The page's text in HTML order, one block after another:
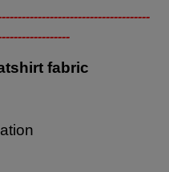
fabric